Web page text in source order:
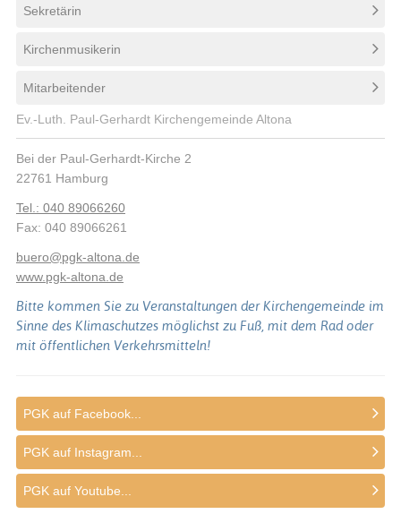
Sekretärin
Kirchenmusikerin
Mitarbeitender
Ev.-Luth. Paul-Gerhardt Kirchengemeinde Altona
Bei der Paul-Gerhardt-Kirche 2
22761 Hamburg
Tel.: 040 89066260
Fax: 040 89066261
buero@pgk-altona.de
www.pgk-altona.de
Bitte kommen Sie zu Veranstaltungen der Kirchengemeinde im
Sinne des Klimaschutzes möglichst zu Fuß, mit dem Rad oder
mit öffentlichen Verkehrsmitteln!
PGK auf Facebook...
PGK auf Instagram...
PGK auf Youtube...